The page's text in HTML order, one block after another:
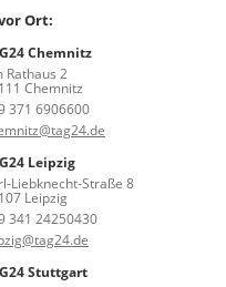
Ort:
Chemnitz
Rathaus 2
Chemnitz
371 6906600
Leipzig
Liebknecht-Straße 8
Leipzig
341 24250430
Stuttgart